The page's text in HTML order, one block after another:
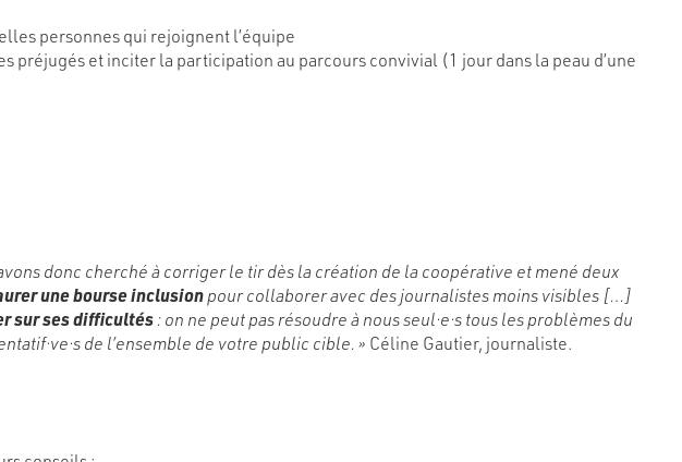
personnes qui rejoignent l’équipe
préjugés et inciter la participation au parcours convivial (1 jour dans la peau d’une
donc cherché à corriger le tir dès la création de la coopérative et mené deux
une bourse inclusionpour collaborer avec des journalistes moins visibles […]
sur ses difficultés: on ne peut pas résoudre à nous seul·e·s tous les problèmes du
de l’ensemble de votre public cible. » Céline Gautier, journaliste.